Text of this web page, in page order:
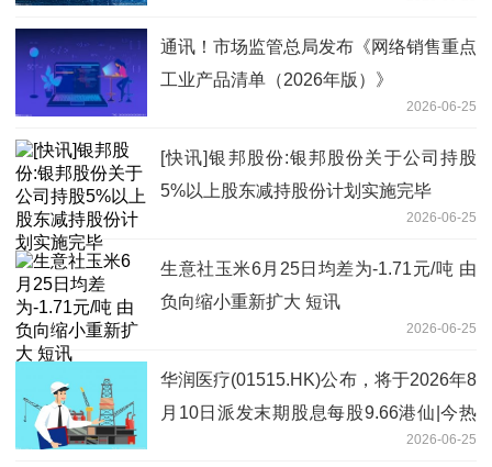
通讯！市场监管总局发布《网络销售重点
工业产品清单（2026年版）》
2026-06-25
[快讯]银邦股份:银邦股份关于公司持股
5%以上股东减持股份计划实施完毕
2026-06-25
生意社玉米6月25日均差为-1.71元/吨 由
负向缩小重新扩大 短讯
2026-06-25
华润医疗(01515.HK)公布，将于2026年8
月10日派发末期股息每股9.66港仙|今热
2026-06-25